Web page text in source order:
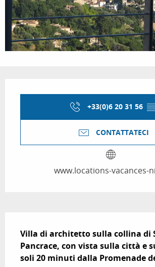
+33(0)6 20 31 56
CONTATTATECI
www.locations-vacances-
Villa di architetto sulla collina di
Pancrace, con vista sulla città e
soli 20 minuti dalla Promenade